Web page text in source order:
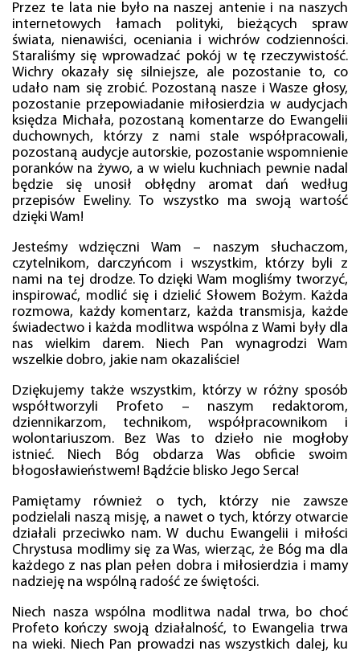
Przez te lata nie było na naszej antenie i na naszych
internetowych łamach polityki, bieżących spraw
świata, nienawiści, oceniania i wichrów codzienności.
Staraliśmy się wprowadzać pokój w tę rzeczywistość.
Wichry okazały się silniejsze, ale pozostanie to, co
udało nam się zrobić. Pozostaną nasze i Wasze głosy,
pozostanie przepowiadanie miłosierdzia w audycjach
księdza Michała, pozostaną komentarze do Ewangelii
duchownych, którzy z nami stale współpracowali,
pozostaną audycje autorskie, pozostanie wspomnienie
poranków na żywo, a w wielu kuchniach pewnie nadal
będzie się unosił obłędny aromat dań według
przepisów Eweliny. To wszystko ma swoją wartość
dzięki Wam!
Jesteśmy wdzięczni Wam – naszym słuchaczom,
czytelnikom, darczyńcom i wszystkim, którzy byli z
nami na tej drodze. To dzięki Wam mogliśmy tworzyć,
inspirować, modlić się i dzielić Słowem Bożym. Każda
rozmowa, każdy komentarz, każda transmisja, każde
świadectwo i każda modlitwa wspólna z Wami były dla
nas wielkim darem. Niech Pan wynagrodzi Wam
wszelkie dobro, jakie nam okazaliście!
Dziękujemy także wszystkim, którzy w różny sposób
współtworzyli Profeto – naszym redaktorom,
dziennikarzom, technikom, współpracownikom i
wolontariuszom. Bez Was to dzieło nie mogłoby
istnieć. Niech Bóg obdarza Was obficie swoim
błogosławieństwem! Bądźcie blisko Jego Serca!
Pamiętamy również o tych, którzy nie zawsze
podzielali naszą misję, a nawet o tych, którzy otwarcie
działali przeciwko nam. W duchu Ewangelii i miłości
Chrystusa modlimy się za Was, wierząc, że Bóg ma dla
każdego z nas plan pełen dobra i miłosierdzia i mamy
nadzieję na wspólną radość ze świętości.
Niech nasza wspólna modlitwa nadal trwa, bo choć
Profeto kończy swoją działalność, to Ewangelia trwa
na wieki. Niech Pan prowadzi nas wszystkich dalej, ku